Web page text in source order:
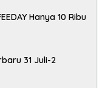
Hanya 10 Ribu
31 Juli-2